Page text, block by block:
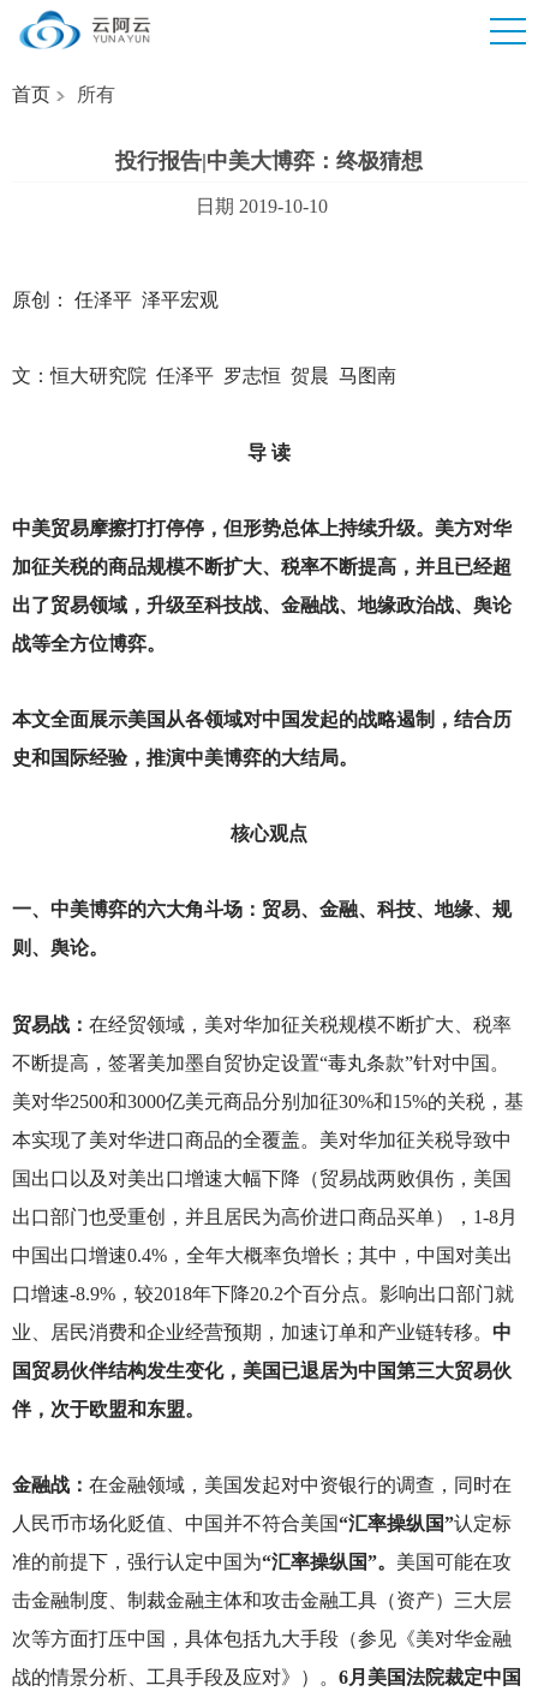
首页 所有
投行报告|中美大博弈：终极猜想
日期 2019-10-10
原创： 任泽平 泽平宏观
文：恒大研究院 任泽平 罗志恒 贺晨 马图南
导 读
中美贸易摩擦打打停停，但形势总体上持续升级。美方对华
加征关税的商品规模不断扩大、税率不断提高，并且已经超
出了贸易领域，升级至科技战、金融战、地缘政治战、舆论
战等全方位博弈。
本文全面展示美国从各领域对中国发起的战略遏制，结合历
史和国际经验，推演中美博弈的大结局。
核心观点
一、中美博弈的六大角斗场：贸易、金融、科技、地缘、规
则、舆论。
贸易战： 在经贸领域，美对华加征关税规模不断扩大、税率
不断提高，签署美加墨自贸协定设置“毒丸条款”针对中国。
美对华2500和3000亿美元商品分别加征30%和15%的关税，基
本实现了美对华进口商品的全覆盖。美对华加征关税导致中
国出口以及对美出口增速大幅下降（贸易战两败俱伤，美国
出口部门也受重创，并且居民为高价进口商品买单），1-8月
中国出口增速0.4%，全年大概率负增长；其中，中国对美出
口增速-8.9%，较2018年下降20.2个百分点。影响出口部门就
业、居民消费和企业经营预期，加速订单和产业链转移。 中
国贸易伙伴结构发生变化，美国已退居为中国第三大贸易伙
伴，次于欧盟和东盟。
金融战： 在金融领域，美国发起对中资银行的调查，同时在
人民币市场化贬值、中国并不符合美国“汇率操纵国”认定标
准的前提下，强行认定中国为“汇率操纵国”。 美国可能在攻
击金融制度、制裁金融主体和攻击金融工具（资产）三大层
次等方面打压中国，具体包括九大手段（参见《美对华金融
战的情景分析、工具手段及应对》）。 6月美国法院裁定中国